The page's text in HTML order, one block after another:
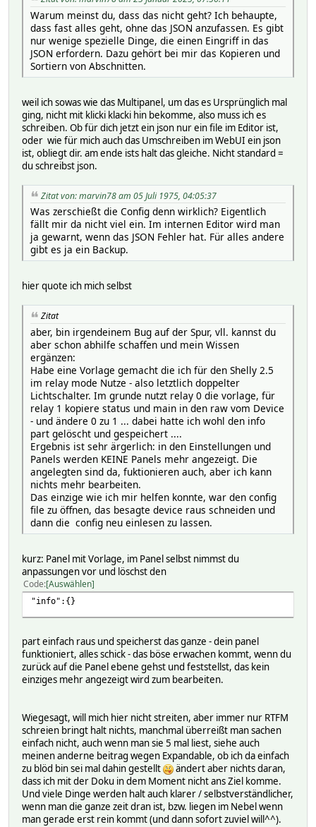
Warum meinst du, dass das nicht geht? Ich behaupte,
dass fast alles geht, ohne das JSON anzufassen. Es gibt
nur wenige spezielle Dinge, die einen Eingriff in das
JSON erfordern. Dazu gehört bei mir das Kopieren und
Sortiern von Abschnitten.
weil ich sowas wie das Multipanel, um das es Ursprünglich mal
ging, nicht mit klicki klacki hin bekomme, also muss ich es
schreiben. Ob für dich jetzt ein json nur ein file im Editor ist,
oder wie für mich auch das Umschreiben im WebUI ein json
ist, obliegt dir. am ende ists halt das gleiche. Nicht standard =
du schreibst json.
Zitat von: marvin78 am 05 Juli 1975, 04:05:37
Was zerschießt die Config denn wirklich? Eigentlich
fällt mir da nicht viel ein. Im internen Editor wird man
ja gewarnt, wenn das JSON Fehler hat. Für alles andere
gibt es ja ein Backup.
hier quote ich mich selbst
Zitat
aber, bin irgendeinem Bug auf der Spur, vll. kannst du
aber schon abhilfe schaffen und mein Wissen
ergänzen:
Habe eine Vorlage gemacht die ich für den Shelly 2.5
im relay mode Nutze - also letztlich doppelter
Lichtschalter. Im grunde nutzt relay 0 die vorlage, für
relay 1 kopiere status und main in den raw vom Device
- und ändere 0 zu 1 ... dabei hatte ich wohl den info
part gelöscht und gespeichert ....
Ergebnis ist sehr ärgerlich: in den Einstellungen und
Panels werden KEINE Panels mehr angezeigt. Die
angelegten sind da, fuktionieren auch, aber ich kann
nichts mehr bearbeiten.
Das einzige wie ich mir helfen konnte, war den config
file zu öffnen, das besagte device raus schneiden und
dann die config neu einlesen zu lassen.
kurz: Panel mit Vorlage, im Panel selbst nimmst du
anpassungen vor und löschst den
Code Auswählen
"info":{}
part einfach raus und speicherst das ganze - dein panel
funktioniert, alles schick - das böse erwachen kommt, wenn du
zurück auf die Panel ebene gehst und feststellst, das kein
einziges mehr angezeigt wird zum bearbeiten.
Wiegesagt, will mich hier nicht streiten, aber immer nur RTFM
schreien bringt halt nichts, manchmal überreißt man sachen
einfach nicht, auch wenn man sie 5 mal liest, siehe auch
meinen anderne beitrag wegen Expandable, ob ich da einfach
zu blöd bin sei mal dahin gestellt
ändert aber nichts daran,
dass ich mit der Doku in dem Moment nicht ans Ziel komme.
Und viele Dinge werden halt auch klarer / selbstverständlicher,
wenn man die ganze zeit dran ist, bzw. liegen im Nebel wenn
man gerade erst rein kommt (und dann sofort zuviel will^^).